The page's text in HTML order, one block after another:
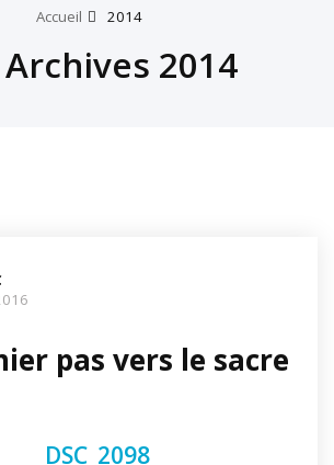
Accueil 2014
Archives 2014
pas vers le sacre